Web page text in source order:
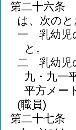
第二十六条
は、次の
一
乳幼児
と。
二
乳幼児
九・九一
平方メー
(職員)
第二十七条